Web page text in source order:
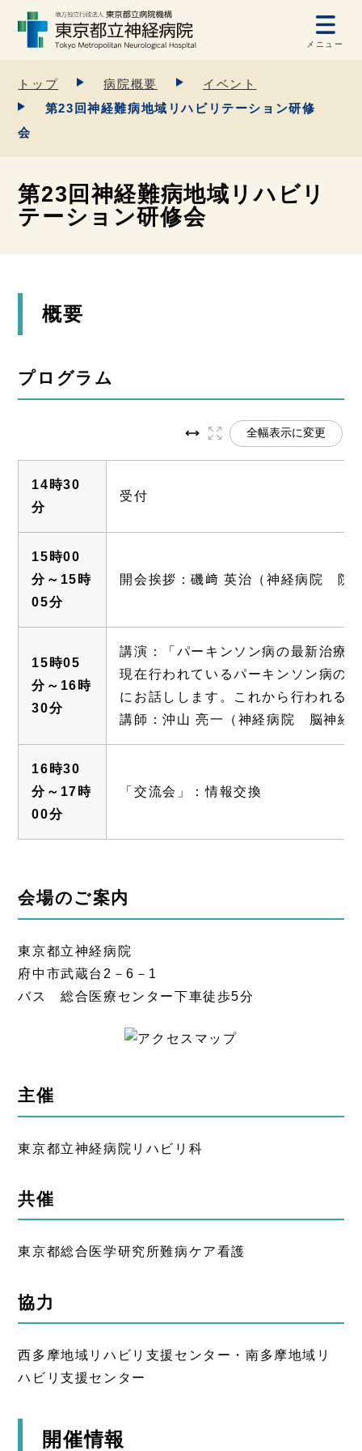
メニュー
トップ 病院概要
イベント
第23回神経難病地域リハビリテーション研修
会
第23回神経難病地域リハビリ
テーション研修会
概要
プログラム
全幅表示に変更
14時30
分
受付
15時00
分～15時
05分
開会挨拶：磯﨑 英治（神経病院 院
15時05
分～16時
30分
講演：「パーキンソン病の最新治療
現在行われているパーキンソン病の
にお話しします。これから行われる
講師：沖山 亮一（神経病院 脳神経
16時30
分～17時
00分
「交流会」：情報交換
会場のご案内
東京都立神経病院
府中市武蔵台2－6－1
バス 総合医療センター下車徒歩5分
主催
東京都立神経病院リハビリ科
共催
東京都総合医学研究所難病ケア看護
協力
西多摩地域リハビリ支援センター・南多摩地域リ
ハビリ支援センター
開催情報